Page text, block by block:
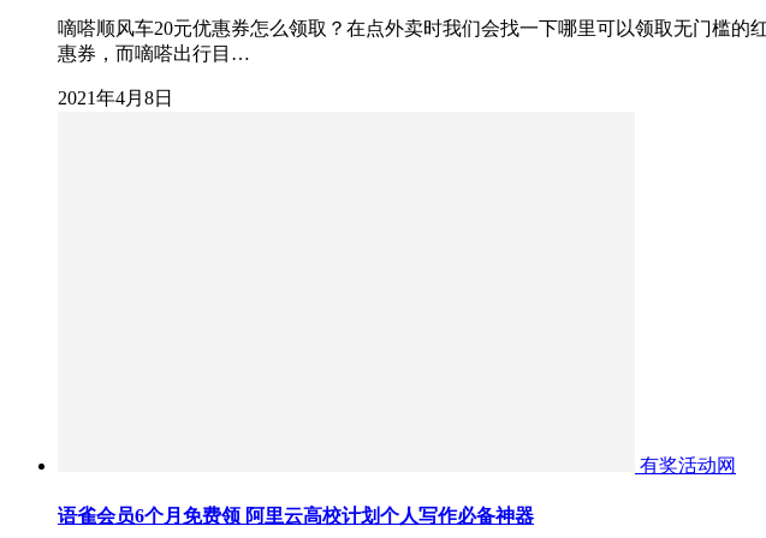
嘀嗒顺风车20元优惠券怎么领取？在点外卖时我们会找一下哪里可以领取无门槛
惠券，而嘀嗒出行目…
2021年4月8日
有奖活动网
语雀会员6个月免费领 阿里云高校计划个人写作必备神器